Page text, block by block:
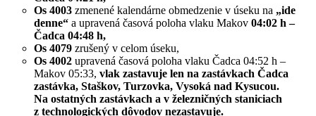
Os 4003 zmenené kalendárne obmedzenie v úseku na „ide
denne“ a upravená časová poloha vlaku Makov 04:02 h –
Čadca 04:48 h,
Os 4079 zrušený v celom úseku,
Os 4002 upravená časová poloha vlaku Čadca 04:52 h –
Makov 05:33, vlak zastavuje len na zastávkach Čadca
zastávka, Staškov, Turzovka, Vysoká nad Kysucou.
Na ostatných zastávkach a v železničných staniciach
z technologických dôvodov nezastavuje.